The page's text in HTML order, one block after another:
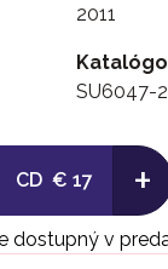
2011
SU6047-2
CD € 17 +
dostupný v